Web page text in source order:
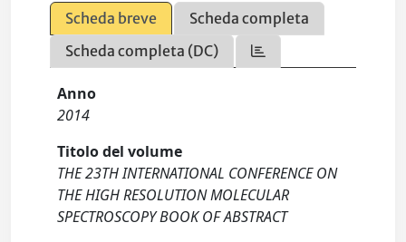
Scheda breve
Scheda completa
Scheda completa (DC)
Anno
2014
Titolo del volume
THE 23TH INTERNATIONAL CONFERENCE ON
THE HIGH RESOLUTION MOLECULAR
SPECTROSCOPY BOOK OF ABSTRACT